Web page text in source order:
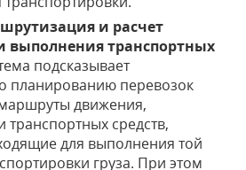
и расчет
выполнения транспортных
подсказывает
планированию перевозок
движения,
транспортных средств,
для выполнения той
груза. При этом